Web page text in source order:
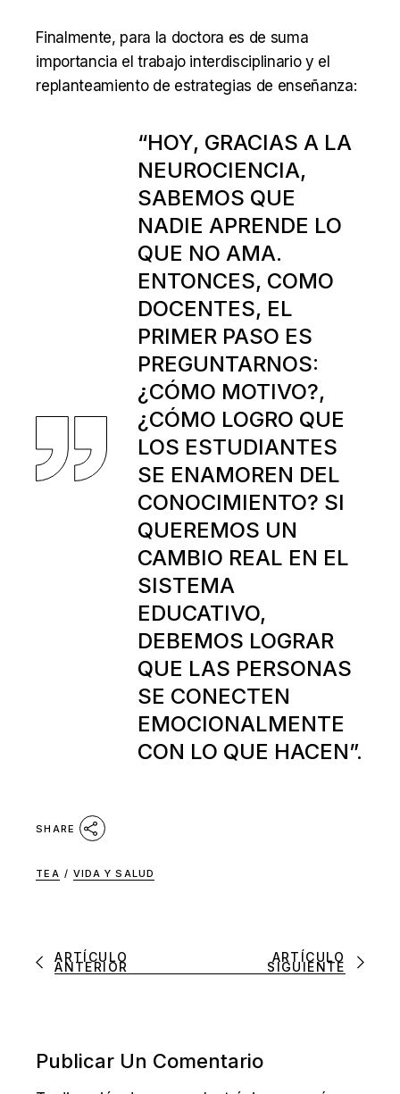
Finalmente, para la doctora es de suma
importancia el trabajo interdisciplinario y el
replanteamiento de estrategias de enseñanza:
“HOY, GRACIAS A LA
NEUROCIENCIA,
SABEMOS QUE
NADIE APRENDE LO
QUE NO AMA.
ENTONCES, COMO
DOCENTES, EL
PRIMER PASO ES
PREGUNTARNOS:
¿CÓMO MOTIVO?,
¿CÓMO LOGRO QUE
LOS ESTUDIANTES
SE ENAMOREN DEL
CONOCIMIENTO? SI
QUEREMOS UN
CAMBIO REAL EN EL
SISTEMA
EDUCATIVO,
DEBEMOS LOGRAR
QUE LAS PERSONAS
SE CONECTEN
EMOCIONALMENTE
CON LO QUE HACEN”.
SHARE
TEA / VIDA Y SALUD
ARTÍCULO
ANTERIOR
ARTÍCULO
SIGUIENTE
Publicar Un Comentario